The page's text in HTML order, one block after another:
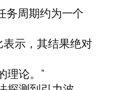
务周期约为一个
示，其结果绝对
理论。”